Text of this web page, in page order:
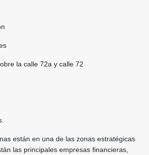
la calle 72a y calle 72
están en una de las zonas estratégicas
las principales empresas financieras,